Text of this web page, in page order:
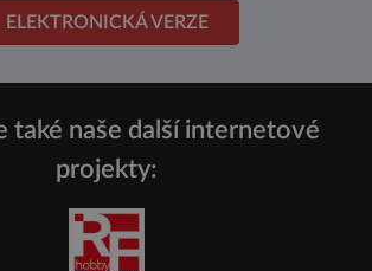
ELEKTRONICKÁ VERZE
také naše další internetové
projekty: